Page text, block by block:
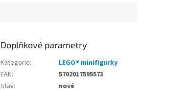
Doplňkové parametry
Kategorie:
LEGO® minifigurky
EAN:
5702017595573
Stav:
nové